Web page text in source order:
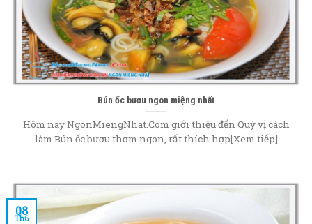
Bún ốc bươu ngon miệng nhất
Hôm nay NgonMiengNhat.Com giới thiệu đến Quý vị cách
làm Bún ốc bươu thơm ngon, rất thích hợp[Xem tiếp]
08
Th6